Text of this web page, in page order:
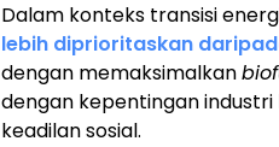
Dalam konteks transisi
lebih diprioritaskan
dengan memaksimalkan
dengan kepentingan
keadilan sosial.